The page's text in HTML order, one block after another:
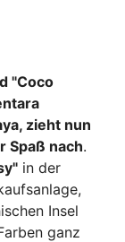
"Coco
zieht nun
Spaß nach.
in der
Insel
ganz